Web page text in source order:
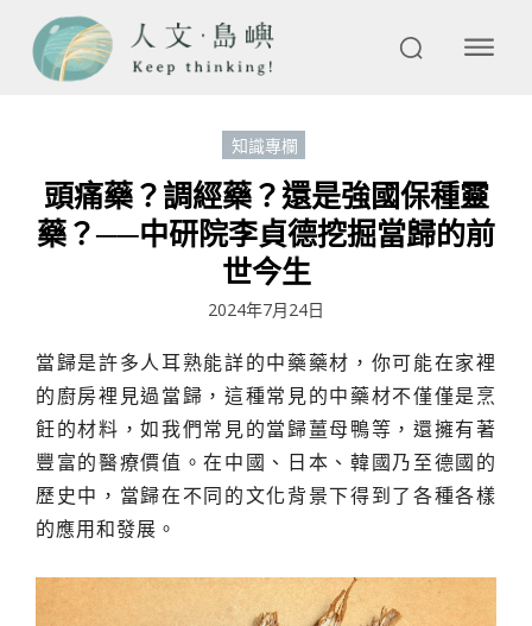
知識專欄
頭痛藥？調經藥？還是強國保種靈
藥？──中研院李貞德挖掘當歸的前
世今生
2024年7月24日
當歸是許多人耳熟能詳的中藥藥材，你可能在家裡
的廚房裡見過當歸，這種常見的中藥材不僅僅是烹
飪的材料，如我們常見的當歸薑母鴨等，還擁有著
豐富的醫療價值。在中國、日本、韓國乃至德國的
歷史中，當歸在不同的文化背景下得到了各種各樣
的應用和發展。